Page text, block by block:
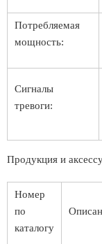
Потребляемая
мощность:
Сигналы
тревоги:
Продукция и
Номер
по
каталогу